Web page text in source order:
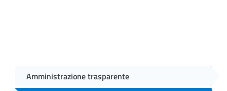
Amministrazione trasparente